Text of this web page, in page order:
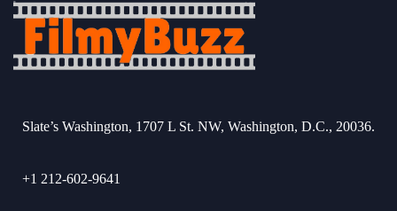
Slate’s Washington, 1707 L St. NW, Washington, D.C., 20036.
+1 212-602-9641